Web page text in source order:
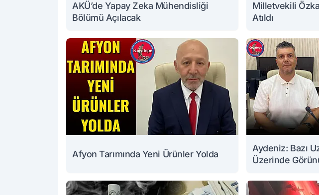
AKÜ’de Yapay Zeka Mühendisliği
Bölümü Açılacak
Milletvekili
Atıldı
Afyon Tarımında Yeni Ürünler Yolda
Aydeniz: Bazı
Üzerinde